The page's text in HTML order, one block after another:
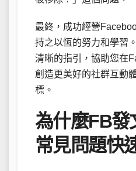
最終，成功經營
持之以恆的努力和學習
清晰的指引，協助您在
創造更美好的社群互動
標。
為什麼FB發
常見問題快